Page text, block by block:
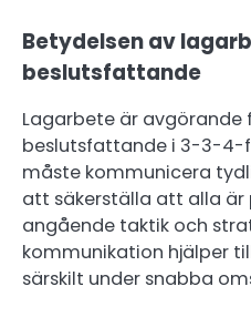
Betydelsen av
beslutsfattande
Lagarbete är avgörande
beslutsfattande i 3-3-4-
måste kommunicera
att säkerställa att alla är
angående taktik och
kommunikation hjälper
särskilt under snabba